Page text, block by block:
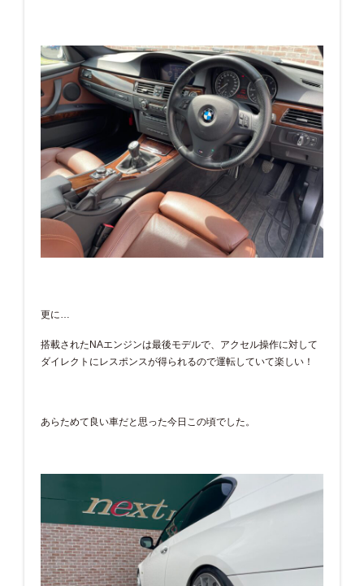
更に…
搭載されたNAエンジンは最後モデルで、アクセル操作に対して
ダイレクトにレスポンスが得られるので運転していて楽しい！
あらためて良い車だと思った今日この頃でした。